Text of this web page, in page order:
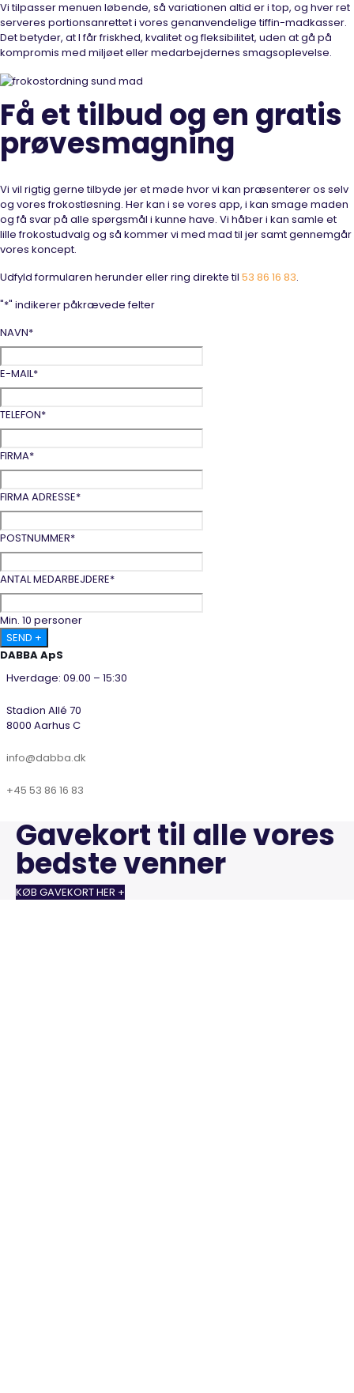
Vi tilpasser menuen løbende, så variationen altid er i top, og hver ret
serveres portionsanrettet i vores genanvendelige tiffin-madkasser.
Det betyder, at I får friskhed, kvalitet og fleksibilitet, uden at gå på
kompromis med miljøet eller medarbejdernes smagsoplevelse.
Få et tilbud og en gratis
prøvesmagning
Vi vil rigtig gerne tilbyde jer et møde hvor vi kan præsenterer os selv
og vores frokostløsning. Her kan i se vores app, i kan smage maden
og få svar på alle spørgsmål i kunne have. Vi håber i kan samle et
lille frokostudvalg og så kommer vi med mad til jer samt gennemgår
vores koncept.
Udfyld formularen herunder eller ring direkte til 53 86 16 83.
"*" indikerer påkrævede felter
NAVN*
E-MAIL*
TELEFON*
FIRMA*
FIRMA ADRESSE*
POSTNUMMER*
ANTAL MEDARBEJDERE*
Min. 10 personer
DABBA ApS
Hverdage: 09.00 – 15:30
Stadion Allé 70
8000 Aarhus C
info@dabba.dk
+45 53 86 16 83
Gavekort til alle vores
bedste venner
KØB GAVEKORT HER +